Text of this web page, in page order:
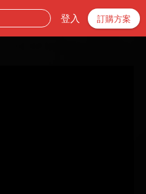
登入 訂購方案